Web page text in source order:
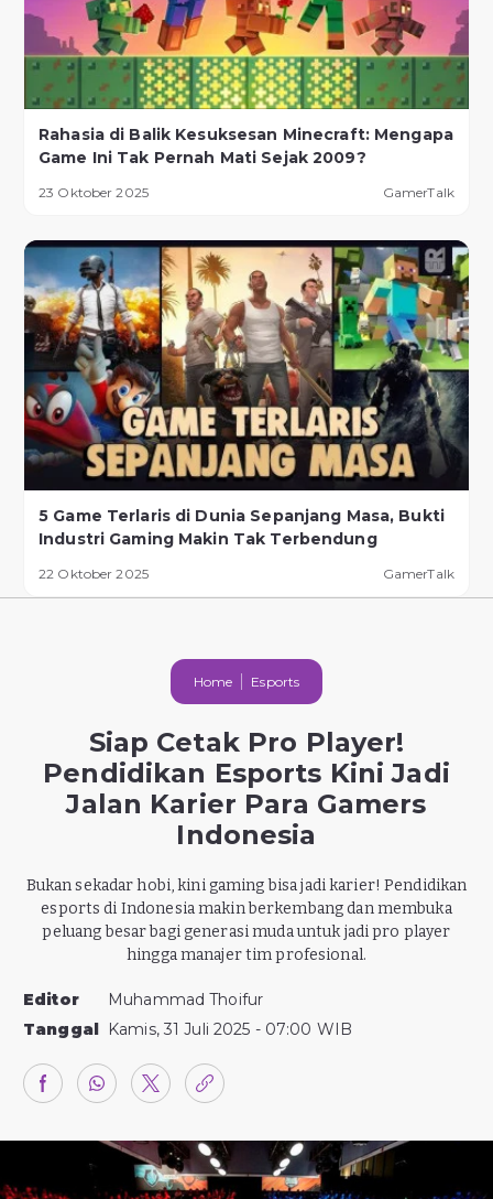
Rahasia di Balik Kesuksesan Minecraft: Mengapa
Game Ini Tak Pernah Mati Sejak 2009?
23 Oktober 2025 GamerTalk
5 Game Terlaris di Dunia Sepanjang Masa, Bukti
Industri Gaming Makin Tak Terbendung
22 Oktober 2025 GamerTalk
Home Esports
Siap Cetak Pro Player!
Pendidikan Esports Kini Jadi
Jalan Karier Para Gamers
Indonesia
Bukan sekadar hobi, kini gaming bisa jadi karier! Pendidikan
esports di Indonesia makin berkembang dan membuka
peluang besar bagi generasi muda untuk jadi pro player
hingga manajer tim profesional.
Editor
Muhammad Thoifur
Tanggal Kamis, 31 Juli 2025 - 07:00 WIB